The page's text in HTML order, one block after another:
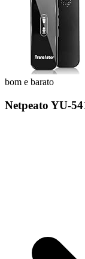
bom e barato
Netpeato ‎YU-